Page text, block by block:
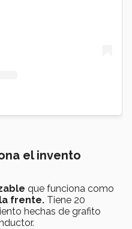
el invento
que funciona como
frente. Tiene 20
hechas de grafito